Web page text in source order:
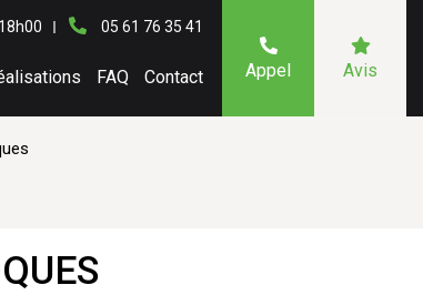
05 61 76 35 41
FAQ Contact Appel Avis